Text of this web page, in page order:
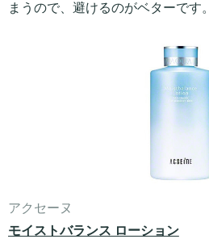
まうので、避けるのがベターです。
アクセーヌ
モイストバランス ローション